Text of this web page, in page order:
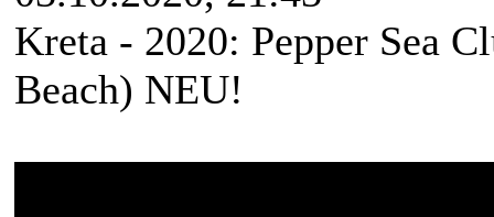
Kreta - 2020: Pepper Sea
Beach) NEU!